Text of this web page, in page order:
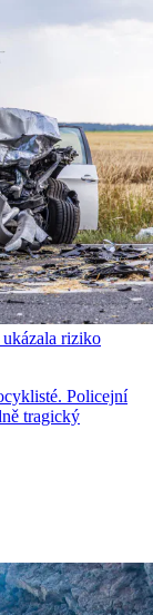
riziko
Policejní
tragický